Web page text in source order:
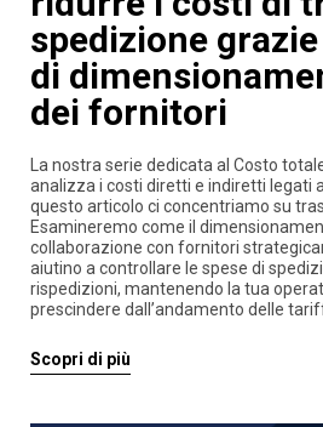
spedizione
di
dei fornitori
La nostra serie dedicata al Costo
analizza i costi diretti e indiretti legati
questo articolo ci concentriamo su
Esamineremo come il
collaborazione con fornitori
aiutino a controllare le spese di
rispedizioni, mantenendo la tua
prescindere dall’andamento delle
Scopri di più